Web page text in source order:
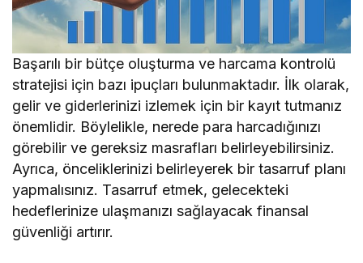
Başarılı bir bütçe oluşturma ve harcama kontrolü
stratejisi için bazı ipuçları bulunmaktadır. İlk olarak,
gelir ve giderlerinizi izlemek için bir kayıt tutmanız
önemlidir. Böylelikle, nerede para harcadığınızı
görebilir ve gereksiz masrafları belirleyebilirsiniz.
Ayrıca, önceliklerinizi belirleyerek bir tasarruf planı
yapmalısınız. Tasarruf etmek, gelecekteki
hedeflerinize ulaşmanızı sağlayacak finansal
güvenliği artırır.